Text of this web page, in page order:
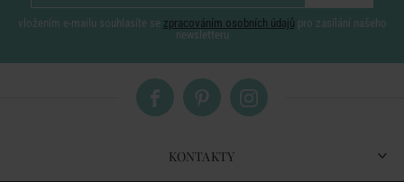
vložením e-mailu souhlasíte se zpracováním osobních údajů pro zasílání našeho
newsletteru
KONTAKTY